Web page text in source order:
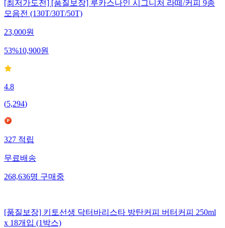
[최저가도전] [품질보장] 루카스나인 시그니처 라떼/커피 9종
모음전 (130T/30T/50T)
23,000원
53%10,900원
4.8
(5,294)
327 적립
무료배송
268,636명 구매중
[품질보장] 키토선생 닥터바리스타 방탄커피 버터커피 250ml
x 18개입 (1박스)